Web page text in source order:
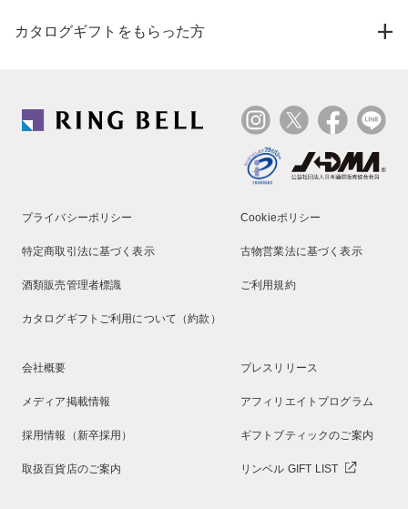
カタログギフトをもらった方
プライバシーポリシー Cookieポリシー
特定商取引法に基づく表示 古物営業法に基づく表示
酒類販売管理者標識 ご利用規約
カタログギフトご利用について（約款）
会社概要 プレスリリース
メディア掲載情報 アフィリエイトプログラム
採用情報（新卒採用） ギフトブティックのご案内
取扱百貨店のご案内 リンベル GIFT LIST